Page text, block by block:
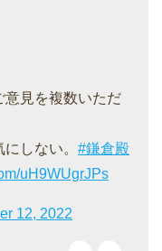
意見を複数いただ
しない。 #鎌倉殿
uH9WUgrJPs
12, 2022